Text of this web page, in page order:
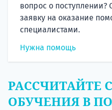
вопрос о поступлении?
заявку на оказание
специалистами.
Нужна помощь
РАССЧИТАЙТЕ
ОБУЧЕНИЯ В